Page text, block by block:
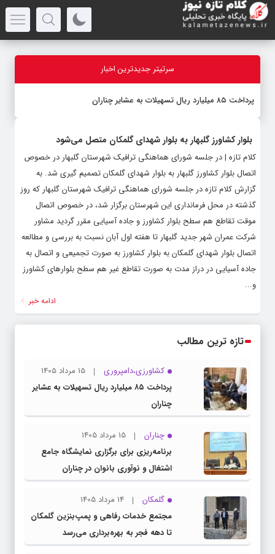
سرتیتر جدیدترین اخبار
پرداخت ۸۵ میلیارد ریال تسهیلات به عشایر چناران
بلوار کشاورز گلبهار به بلوار شهدای گلمکان متصل می‌شود
کلام تازه | در جلسه شورای هماهنگی ترافیک شهرستان گلبهار در خصوص
اتصال بلوار کشاورز گلبهار به بلوار شهدای گلمکان تصمیم گیری شد. به
گزارش کلام تازه در جلسه شورای هماهنگی ترافیک شهرستان گلبهار که روز
گذشته در محل فرمانداری این شهرستان برگزار شد، در خصوص اتصال
موقت تقاطع هم سطح بلوار کشاورز و جاده آسیایی مقرر گردید مشاور
شرکت عمران شهر جدید گلبهار تا هفته اول آبان نسبت به بررسی و مطالعه
اتصال بلوار شهدای گلمکان به بلوار کشاورز به صورت تجمیعی و اتصال به
جاده آسیایی در دراز مدت به صورت تقاطع غیر هم سطح بلوارهای کشاورز
و...
ادامه خبر
تازه ترین مطالب
کشاورزی،دامپروری
15 مرداد 1405
پرداخت ۸۵ میلیارد ریال تسهیلات به عشایر
چناران
چناران
15 مرداد 1405
برنامه‌ریزی برای برگزاری نمایشگاه جامع
اشتغال و نوآوری بانوان در چناران
گلمکان
14 مرداد 1405
مجتمع خدمات رفاهی و پمپ‌بنزین گلمکان
تا دهه فجر به بهره‌برداری می‌رسد